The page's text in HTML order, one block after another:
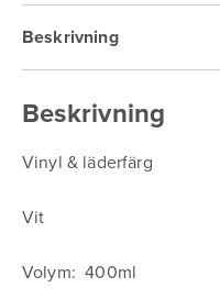
Beskrivning
Beskrivning
Vinyl & läderfärg
Vit
Volym: 400ml